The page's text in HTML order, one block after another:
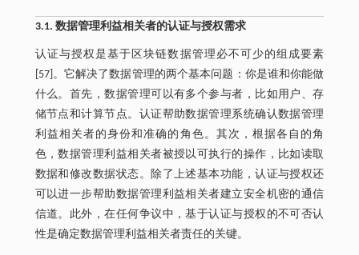
3.1. 数据管理利益相关者的认证与授权需求
认证与授权是基于区块链数据管理必不可少的组成要素
[57]。它解决了数据管理的两个基本问题：你是谁和你能做
什么。首先，数据管理可以有多个参与者，比如用户、存
储节点和计算节点。认证帮助数据管理系统确认数据管理
利益相关者的身份和准确的角色。其次，根据各自的角
色，数据管理利益相关者被授以可执行的操作，比如读取
数据和修改数据状态。除了上述基本功能，认证与授权还
可以进一步帮助数据管理利益相关者建立安全机密的通信
信道。此外，在任何争议中，基于认证与授权的不可否认
性是确定数据管理利益相关者责任的关键。